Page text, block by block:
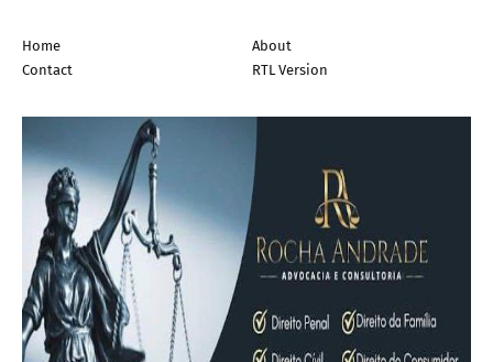
Home
About
Contact
RTL Version